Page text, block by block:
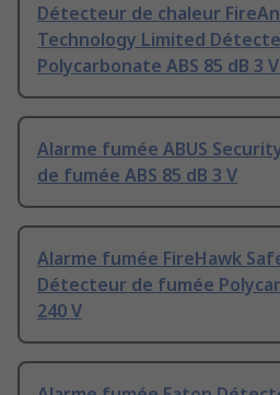
Détecteur de chaleur
Technology Limited
Polycarbonate ABS 85 dB 3
Alarme fumée ABUS
de fumée ABS 85 dB 3 V
Alarme fumée FireHawk
Détecteur de fumée
240 V